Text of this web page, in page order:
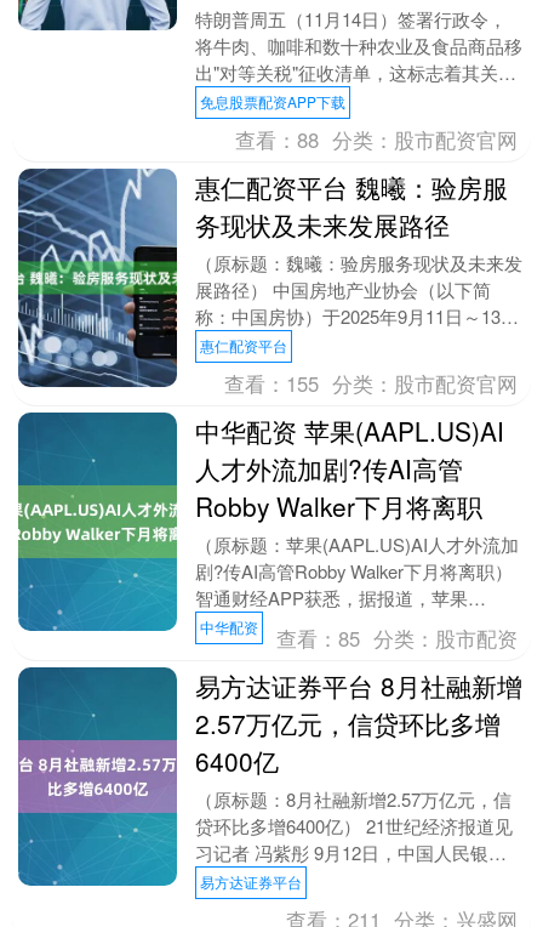
特朗普周五（11月14日）签署行政令，
将牛肉、咖啡和数十种农业及食品商品移
出"对等关税"征收清单，这标志着其关税
政策的重大调整，旨在回应民众对生活成
本上涨的担忧....
免息股票配资APP下载
查看：88 分类： 股市配资官网
惠仁配资平台 魏曦：验房服
务现状及未来发展路径
（原标题：魏曦：验房服务现状及未来发
展路径） 中国房地产业协会（以下简
称：中国房协）于2025年9月11日～13日
在北京举办“第十六届房地产科学发展论
坛暨中国房....
惠仁配资平台
查看： 155 分类： 股市配资官网
中华配资 苹果(AAPL.US)AI
人才外流加剧?传AI高管
Robby Walker下月将离职
（原标题：苹果(AAPL.US)AI人才外流加
剧?传AI高管Robby Walker下月将离职）
智通财经APP获悉，据报道，苹果
(AAPL.US)人工智能高管....
中华配资 查看：85 分类： 股市配资
易方达证券平台 8月社融新增
2.57万亿元，信贷环比多增
6400亿
（原标题：8月社融新增2.57万亿元，信
贷环比多增6400亿） 21世纪经济报道见
习记者 冯紫彤 9月12日，中国人民银行
发布2025年8月金融数据。数据显示，....
易方达证券平台
查看：211 分类： 兴盛网